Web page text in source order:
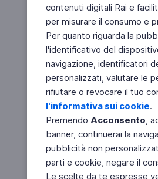
contenuti digitali Rai e
per misurare il consumo e
Per quanto riguarda la
l'identificativo del
navigazione, identificatori
personalizzati, valutare le
rifiutare o revocare il tuo
l'informativa sui cookie.
Premendo Acconsento,
banner, continuerai la
pubblicità non
parti e cookie, negare il
Le scelte da te espresse